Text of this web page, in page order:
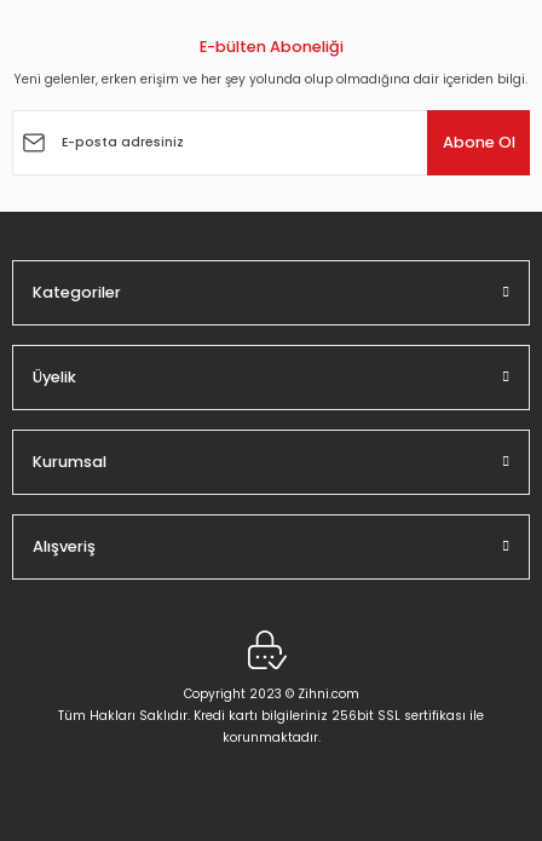
E-bülten Aboneliği
Yeni gelenler, erken erişim ve her şey yolunda olup olmadığına dair içeriden bilgi.
Abone Ol
Kategoriler
Üyelik
Kurumsal
Alışveriş
Copyright 2023 © Zihni.com
Tüm Hakları Saklıdır. Kredi kartı bilgileriniz 256bit SSL sertifikası ile
korunmaktadır.